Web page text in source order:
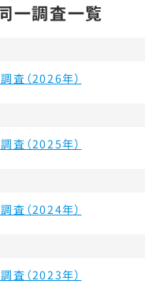
一調査一覧
査（2026年）
査（2025年）
査（2024年）
査（2023年）